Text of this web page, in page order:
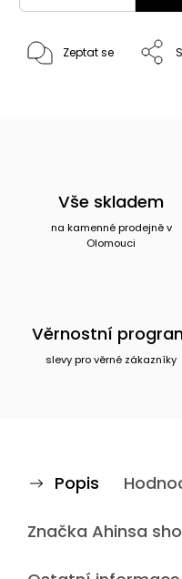
Zeptat se
Vše skladem
na kamenné prodejně v
Olomouci
Věrnostní
slevy pro věrné zákazníky
Popis
Značka Ahinsa